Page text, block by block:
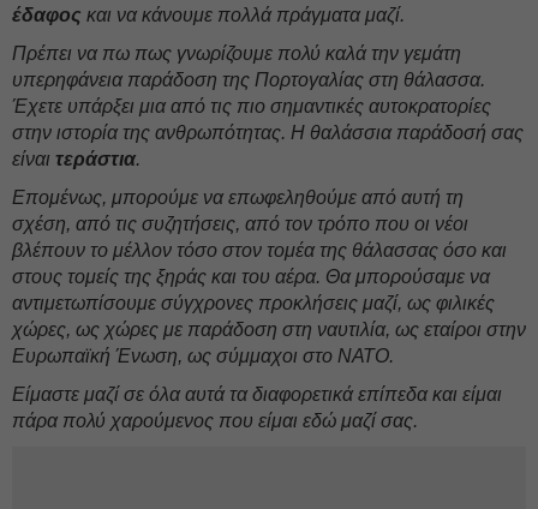
έδαφος και να κάνουμε πολλά πράγματα μαζί.
Πρέπει να πω πως γνωρίζουμε πολύ καλά την γεμάτη
υπερηφάνεια παράδοση της Πορτογαλίας στη θάλασσα.
Έχετε υπάρξει μια από τις πιο σημαντικές αυτοκρατορίες
στην ιστορία της ανθρωπότητας. Η θαλάσσια παράδοσή σας
είναι τεράστια.
Επομένως, μπορούμε να επωφεληθούμε από αυτή τη
σχέση, από τις συζητήσεις, από τον τρόπο που οι νέοι
βλέπουν το μέλλον τόσο στον τομέα της θάλασσας όσο και
στους τομείς της ξηράς και του αέρα. Θα μπορούσαμε να
αντιμετωπίσουμε σύγχρονες προκλήσεις μαζί, ως φιλικές
χώρες, ως χώρες με παράδοση στη ναυτιλία, ως εταίροι στην
Ευρωπαϊκή Ένωση, ως σύμμαχοι στο ΝΑΤΟ.
Είμαστε μαζί σε όλα αυτά τα διαφορετικά επίπεδα και είμαι
πάρα πολύ χαρούμενος που είμαι εδώ μαζί σας.